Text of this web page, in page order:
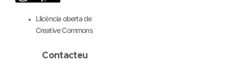
Llicència oberta de
Creative Commons
Contacteu